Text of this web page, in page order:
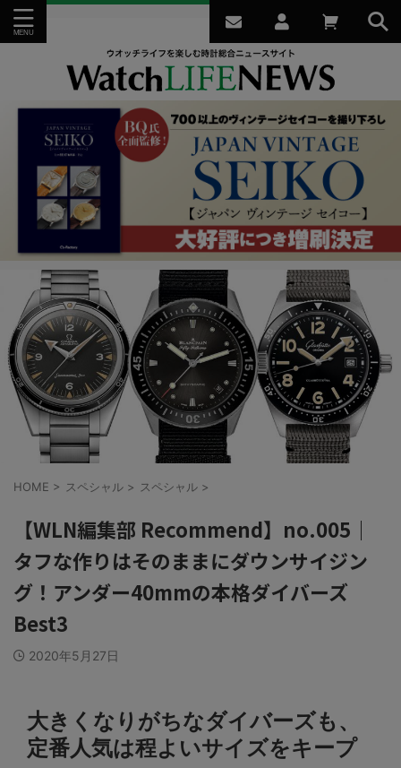
HOME > スペシャル > スペシャル >
【WLN編集部 Recommend】no.005｜
タフな作りはそのままにダウンサイジン
グ！アンダー40mmの本格ダイバーズ
Best3
2020年5月27日
大きくなりがちなダイバーズも、
定番人気は程よいサイズをキープ